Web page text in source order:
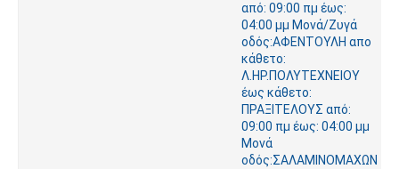
από: 09:00 πμ έως:
04:00 μμ Μονά/Ζυγά
οδός:ΑΦΕΝΤΟΥΛΗ απο
κάθετο:
Λ.ΗΡ.ΠΟΛΥΤΕΧΝΕΙΟΥ
έως κάθετο:
ΠΡΑΞΙΤΕΛΟΥΣ από:
09:00 πμ έως: 04:00 μμ
Μονά
οδός:ΣΑΛΑΜΙΝΟΜΑΧΩΝ